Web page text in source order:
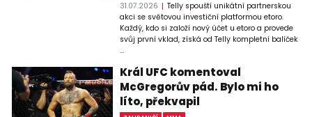
31.07.2026
Telly spouští unikátní partnerskou
akci se světovou investiční platformou etoro.
Každý, kdo si založí nový účet u etoro a provede
svůj první vklad, získá od Telly kompletní balíček
...
Král UFC komentoval
McGregorův pád. Bylo mi ho
líto, překvapil